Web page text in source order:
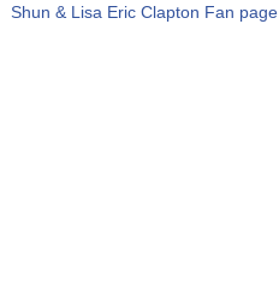
Shun & Lisa Eric Clapton Fan page